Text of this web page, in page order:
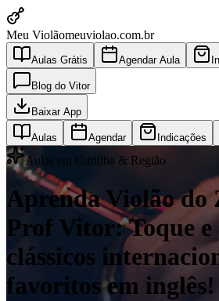
Meu Violãomeuviolao.com.br
Aulas Grátis Agendar Aula
Blog do Vitor
Baixar App
Aulas Agendar Indicações
Aulas em Curitiba & Região
Aprenda Violão do
Prof Vitor: Toque e
clássicos
favoritos em inglês!